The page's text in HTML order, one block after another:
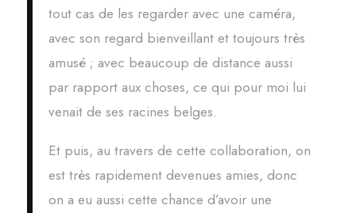
tout cas de les regarder avec une caméra,
avec son regard bienveillant et toujours très
amusé ; avec beaucoup de distance aussi
par rapport aux choses, ce qui pour moi lui
venait de ses racines belges.
Et puis, au travers de cette collaboration, on
est très rapidement devenues amies, donc
on a eu aussi cette chance d’avoir une